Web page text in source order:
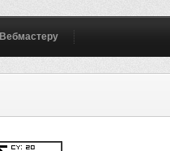
Вебмастеру